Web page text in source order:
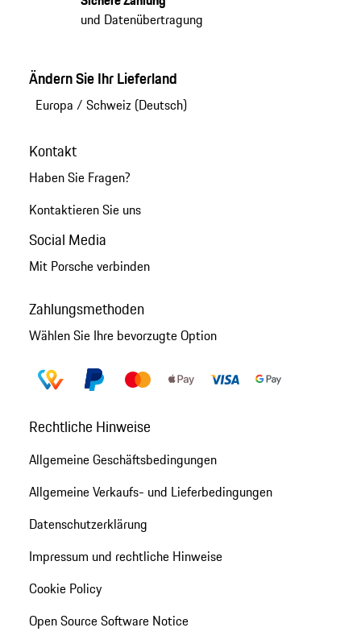
und Datenübertragung
Ändern Sie Ihr Lieferland
Europa / Schweiz (Deutsch)
Kontakt
Haben Sie Fragen?
Kontaktieren Sie uns
Social Media
Mit Porsche verbinden
Zahlungsmethoden
Wählen Sie Ihre bevorzugte Option
Rechtliche Hinweise
Allgemeine Geschäftsbedingungen
Allgemeine Verkaufs- und Lieferbedingungen
Datenschutzerklärung
Impressum und rechtliche Hinweise
Cookie Policy
Open Source Software Notice